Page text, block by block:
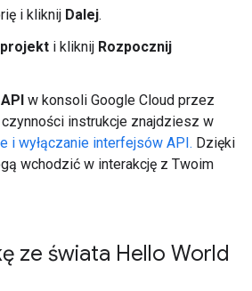
i kliknij Dalej.
i kliknij Rozpocznij
w konsoli Google Cloud przez
instrukcje znajdziesz w
i wyłączanie interfejsów API. Dzięki
wchodzić w interakcję z Twoim
ze świata Hello World